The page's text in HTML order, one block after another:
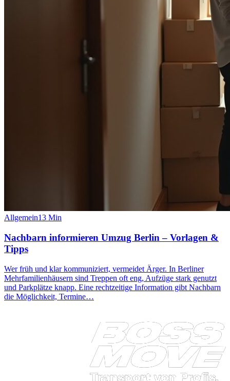
Allgemein13 Min
Nachbarn informieren Umzug Berlin – Vorlagen &
Tipps
Wer früh und klar kommuniziert, vermeidet Ärger. In Berliner
Mehrfamilienhäusern sind Treppen oft eng, Aufzüge stark genutzt
und Parkplätze knapp. Eine rechtzeitige Information gibt Nachbarn
die Möglichkeit, Termine…